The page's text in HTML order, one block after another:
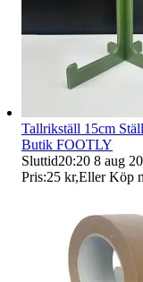
Tallrikställ 15cm
Butik FOOTLY
Sluttid20:20 8 aug
Pris:25 kr,Eller Köp